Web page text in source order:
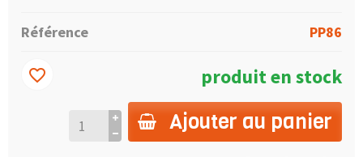
Référence PP86
produit en stock
Ajouter au panier
favorite_border